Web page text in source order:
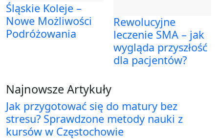
Śląskie Koleje –
Nowe Możliwości
Podróżowania
Rewolucyjne
leczenie SMA – jak
wygląda przyszłość
dla pacjentów?
Najnowsze Artykuły
Jak przygotować się do matury bez
stresu? Sprawdzone metody nauki z
kursów w Częstochowie